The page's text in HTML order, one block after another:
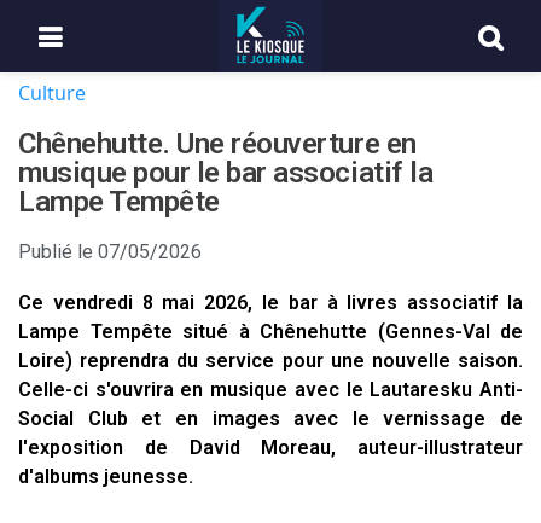
Culture
Chênehutte. Une réouverture en
musique pour le bar associatif la
Lampe Tempête
Publié le 07/05/2026
Ce vendredi 8 mai 2026, le bar à livres associatif la
Lampe Tempête situé à Chênehutte (Gennes-Val de
Loire) reprendra du service pour une nouvelle saison.
Celle-ci s'ouvrira en musique avec le Lautaresku Anti-
Social Club et en images avec le vernissage de
l'exposition de David Moreau, auteur-illustrateur
d'albums jeunesse.